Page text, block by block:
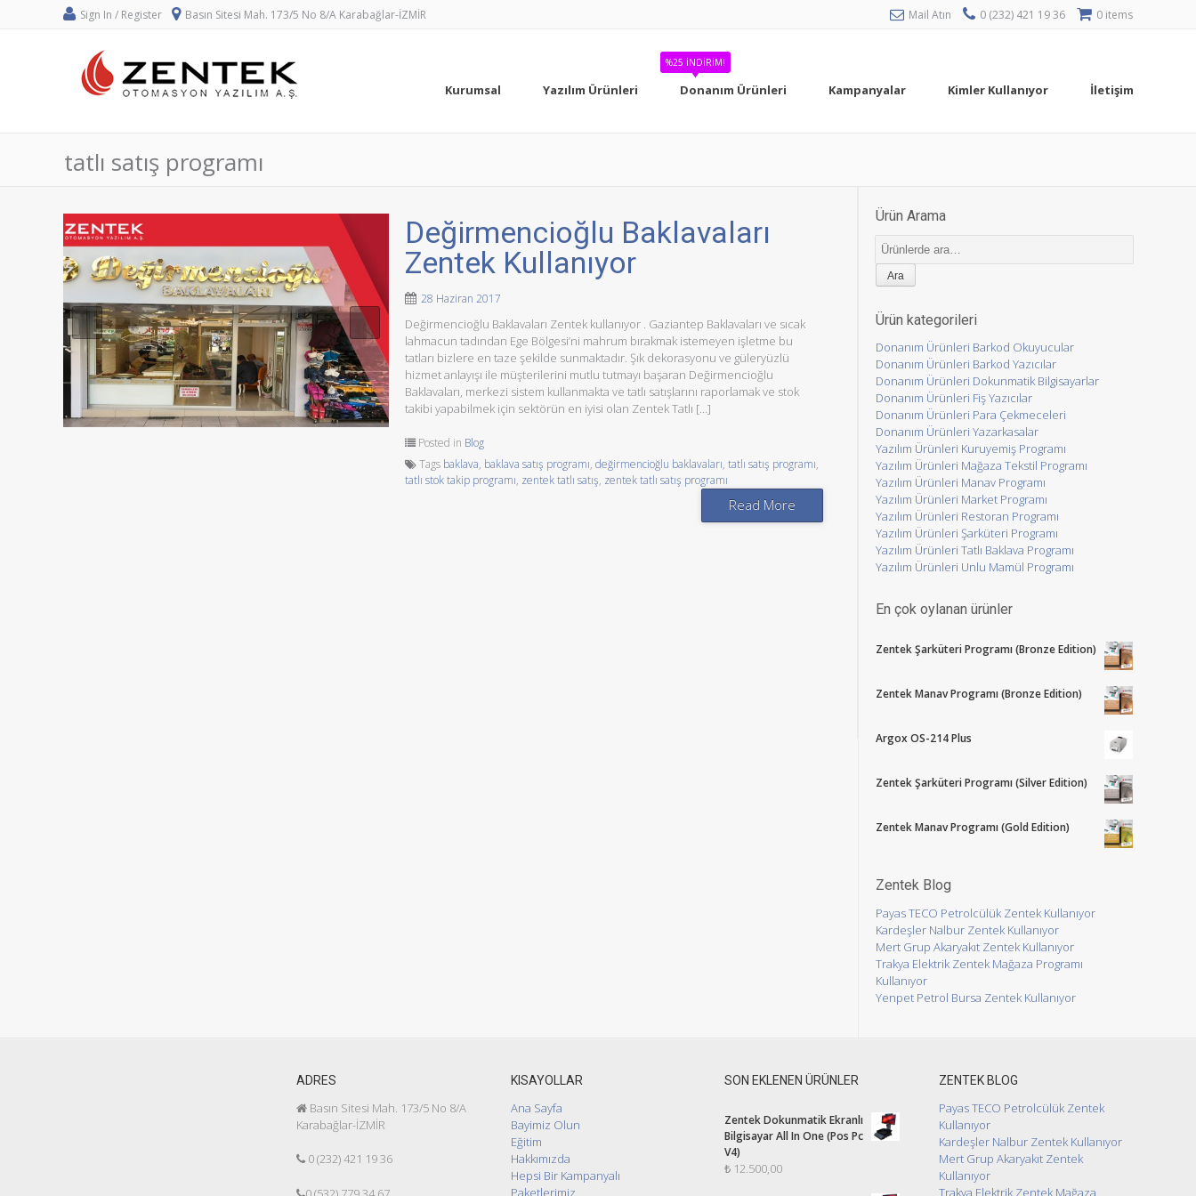
Sign In / Register Basın Sitesi Mah. 173/5 No 8/A Karabağlar-İZMİR Mail Atın 0 (232) 421 19 36 0 items
Kurumsal Yazılım Ürünleri
%25 İNDIRIM!
Donanım Ürünleri Kampanyalar Kimler Kullanıyor İletişim
tatlı satış programı
Değirmencioğlu Baklavaları
Zentek Kullanıyor
28 Haziran 2017
Değirmencioğlu Baklavaları Zentek kullanıyor . Gaziantep Baklavaları ve sıcak
lahmacun tadından Ege Bölgesi’ni mahrum bırakmak istemeyen işletme bu
tatları bizlere en taze şekilde sunmaktadır. Şık dekorasyonu ve güleryüzlü
hizmet anlayışı ile müşterilerini mutlu tutmayı başaran Değirmencioğlu
Baklavaları, merkezi sistem kullanmakta ve tatlı satışlarını raporlamak ve stok
takibi yapabilmek için sektörün en iyisi olan Zentek Tatlı […]
Posted in Blog
Tags baklava, baklava satış programı, değirmencioğlu baklavaları, tatlı satış programı,
tatlı stok takip programı, zentek tatlı satış, zentek tatlı satış programı
Read More
Ürün Arama
Ara:
Ürün kategorileri
Donanım Ürünleri Barkod Okuyucular
Donanım Ürünleri Barkod Yazıcılar
Donanım Ürünleri Dokunmatik Bilgisayarlar
Donanım Ürünleri Fiş Yazıcılar
Donanım Ürünleri Para Çekmeceleri
Donanım Ürünleri Yazarkasalar
Yazılım Ürünleri Kuruyemiş Programı
Yazılım Ürünleri Mağaza Tekstil Programı
Yazılım Ürünleri Manav Programı
Yazılım Ürünleri Market Programı
Yazılım Ürünleri Restoran Programı
Yazılım Ürünleri Şarküteri Programı
Yazılım Ürünleri Tatlı Baklava Programı
Yazılım Ürünleri Unlu Mamül Programı
En çok oylanan ürünler
Zentek Şarküteri Programı (Bronze Edition)
Zentek Manav Programı (Bronze Edition)
Argox OS-214 Plus
Zentek Şarküteri Programı (Silver Edition)
Zentek Manav Programı (Gold Edition)
Zentek Blog
Payas TECO Petrolcülük Zentek Kullanıyor
Kardeşler Nalbur Zentek Kullanıyor
Mert Grup Akaryakıt Zentek Kullanıyor
Trakya Elektrik Zentek Mağaza Programı
Kullanıyor
Yenpet Petrol Bursa Zentek Kullanıyor
ADRES
Basın Sitesi Mah. 173/5 No 8/A
Karabağlar-İZMİR
0 (232) 421 19 36
KISAYOLLAR
Ana Sayfa
Bayimiz Olun
Eğitim
Hakkımızda
Hepsi Bir Kampanyalı
Paketlerimiz
SON EKLENEN ÜRÜNLER
Zentek Dokunmatik Ekranlı
Bilgisayar All In One (Pos Pc
V4)
₺ 12.500,00
ZENTEK BLOG
Payas TECO Petrolcülük Zentek
Kullanıyor
Kardeşler Nalbur Zentek Kullanıyor
Mert Grup Akaryakıt Zentek
Kullanıyor
Trakya Elektrik Zentek Mağaza